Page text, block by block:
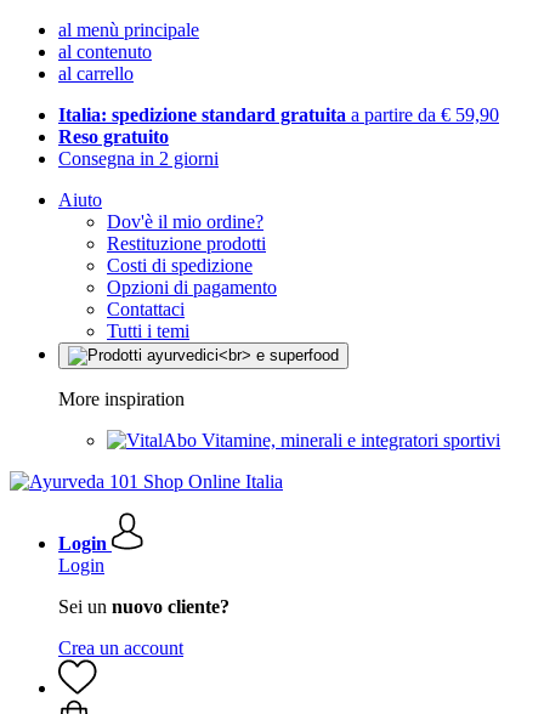
al menù principale
al contenuto
al carrello
Italia: spedizione standard gratuita a partire da € 59,90
Reso gratuito
Consegna in 2 giorni
Aiuto
Dov'è il mio ordine?
Restituzione prodotti
Costi di spedizione
Opzioni di pagamento
Contattaci
Tutti i temi
More inspiration
Vitamine, minerali e integratori sportivi
Login
Login
Sei un nuovo cliente?
Crea un account